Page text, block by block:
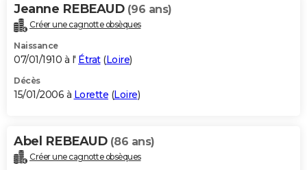
Jeanne REBEAUD (96 ans)
Créer une cagnotte obsèques
Naissance
07/01/1910 à l' Étrat(Loire)
Décès
15/01/2006 à Lorette (Loire)
Abel REBEAUD (86 ans)
Créer une cagnotte obsèques